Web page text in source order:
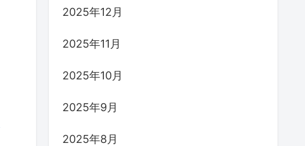
2025年12月
2025年11月
2025年10月
2025年9月
2025年8月